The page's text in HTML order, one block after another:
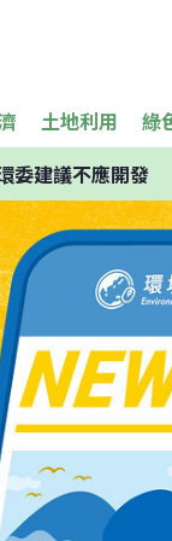
土地利用 綠
委建議不應開發